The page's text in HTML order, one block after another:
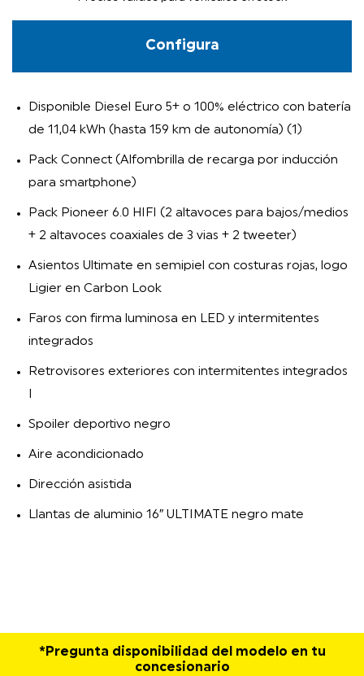
Configura
Disponible Diesel Euro 5+ o 100% eléctrico con batería
de 11,04 kWh (hasta 159 km de autonomía) (1)
Pack Connect (Alfombrilla de recarga por inducción
para smartphone)
Pack Pioneer 6.0 HIFI (2 altavoces para bajos/medios
+ 2 altavoces coaxiales de 3 vias + 2 tweeter)
Asientos Ultimate en semipiel con costuras rojas, logo
Ligier en Carbon Look
Faros con firma luminosa en LED y intermitentes
integrados
Retrovisores exteriores con intermitentes integrados
Spoiler deportivo negro
Aire acondicionado
Dirección asistida
Llantas de aluminio 16″ ULTIMATE negro mate
*Pregunta disponibilidad del modelo en tu
concesionario